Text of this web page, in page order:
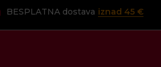
BESPLATNA dostava iznad 45 €